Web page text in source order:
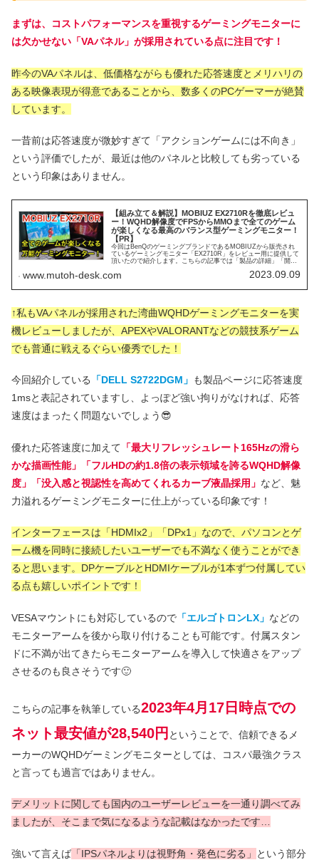
まずは、コストパフォーマンスを重視するゲーミングモニターに
は欠かせない「VAパネル」が採用されている点に注目です！
昨今のVAパネルは、低価格ながらも優れた応答速度とメリハリの
ある映像表現が得意であることから、数多くのPCゲーマーが絶賛
しています。
一昔前は応答速度が微妙すぎて「アクションゲームには不向き」
という評価でしたが、最近は他のパネルと比較しても劣っている
という印象はありません。
【組み立て＆解説】MOBIUZ EX2710Rを徹底レビュ
ー！WQHD解像度でFPSからMMOまで全てのゲーム
が楽しくなる最高のバランス型ゲーミングモニター！
【PR】
今回はBenQのゲーミングブランドであるMOBIUZから販売され
ているゲーミングモニター「EX2710R」をレビュー用に提供して
頂いたので紹介します。こちらの記事では「製品の詳細」「開封
www.mutoh-desk.com 2023.09.09
↑私もVAパネルが採用された湾曲WQHDゲーミングモニターを実
機レビューしましたが、APEXやVALORANTなどの競技系ゲーム
でも普通に戦えるぐらい優秀でした！
今回紹介している 「DELL S2722DGM」 も製品ページに応答速度
1msと表記されていますし、よっぽど強い拘りがなければ、応答
速度はまったく問題ないでしょう😎
優れた応答速度に加えて 「最大リフレッシュレート165Hzの滑ら
かな描画性能」「フルHDの約1.8倍の表示領域を誇るWQHD解像
度」「没入感と視認性を高めてくれるカーブ液晶採用」 など、魅
力溢れるゲーミングモニターに仕上がっている印象です！
インターフェースは「HDMIx2」「DPx1」なので、パソコンとゲ
ーム機を同時に接続したいユーザーでも不満なく使うことができ
ると思います。DPケーブルとHDMIケーブルが1本ずつ付属してい
る点も嬉しいポイントです！
VESAマウントにも対応しているので 「エルゴトロンLX」 などの
モニターアームを後から取り付けることも可能です。付属スタン
ドに不満が出てきたらモニターアームを導入して快適さをアップ
させるのも良さそうです🙂
こちらの記事を執筆している2023年4月17日時点での
ネット最安値が28,540円 ということで、信頼できるメ
ーカーのWQHDゲーミングモニターとしては、コスパ最強クラス
と言っても過言ではありません。
デメリットに関しても国内のユーザーレビューを一通り調べてみ
ましたが、そこまで気になるような記載はなかったです…
強いて言えば 「IPSパネルよりは視野角・発色に劣る」
という部分